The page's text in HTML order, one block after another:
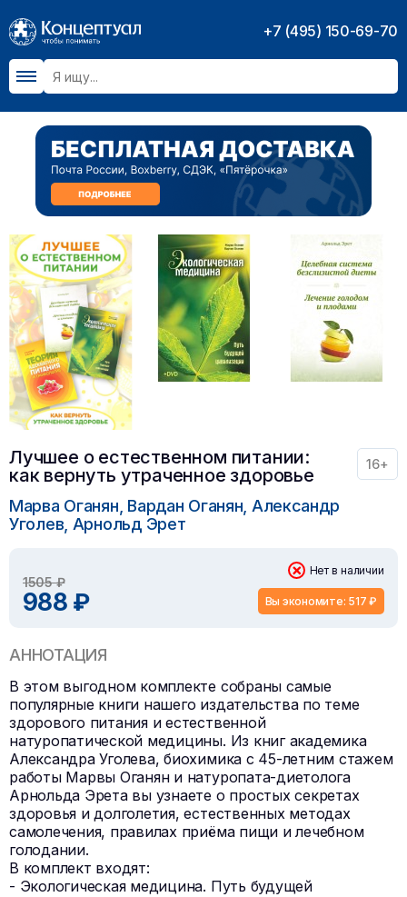
+7 (495) 150-69-70
Лучшее о естественном питании:
как вернуть утраченное здоровье
16+
Марва Оганян, Вардан Оганян, Александр
Уголев, Арнольд Эрет
1505 ₽
988 ₽
Нет в наличии
Вы экономите: 517 ₽
АННОТАЦИЯ
В этом выгодном комплекте собраны самые
популярные книги нашего издательства по теме
здорового питания и естественной
натуропатической медицины. Из книг академика
Александра Уголева, биохимика с 45-летним стажем
работы Марвы Оганян и натуропата-диетолога
Арнольда Эрета вы узнаете о простых секретах
здоровья и долголетия, естественных методах
самолечения, правилах приёма пищи и лечебном
голодании.
В комплект входят:
- Экологическая медицина. Путь будущей